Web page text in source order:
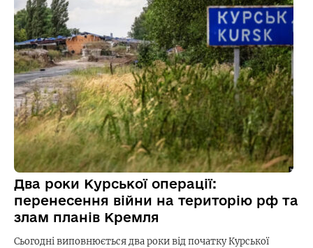
Два роки Курської операції:
перенесення війни на територію рф та
злам планів Кремля
Сьогодні виповнюється два роки від початку Курської